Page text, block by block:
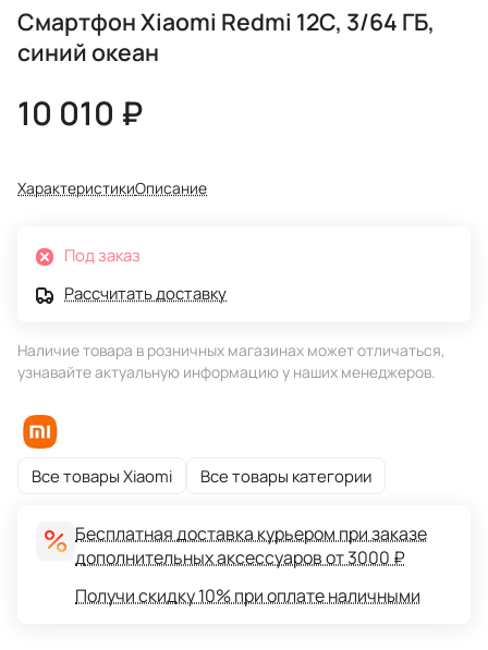
Смартфон Xiaomi Redmi 12C, 3/64 ГБ,
синий океан
10 010 ₽
ХарактеристикиОписание
Под заказ
Рассчитать доставку
Наличие товара в розничных магазинах может отличаться,
узнавайте актуальную информацию у наших менеджеров.
Все товары Xiaomi Все товары категории
Бесплатная доставка курьером при заказе
дополнительных аксессуаров от 3000 ₽
Получи скидку 10% при оплате наличными